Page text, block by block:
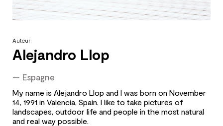
Auteur
Alejandro Llop
— Espagne
My name is Alejandro Llop and I was born on November
14, 1991 in Valencia, Spain. I like to take pictures of
landscapes, outdoor life and people in the most natural
and real way possible.